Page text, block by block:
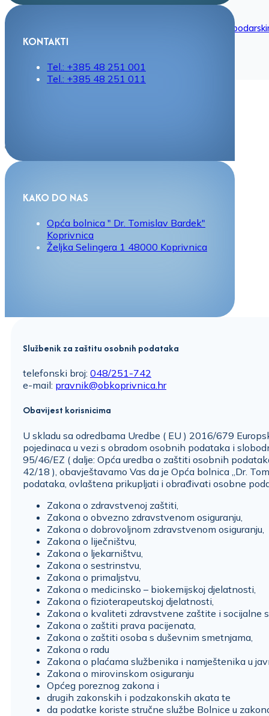
Spriječavanje sukoba interesa
Prethodno savjetovanje s zainteresiranim
Izvješće o utrošku sredstava
Savjetovanje s javnošću
LISTE ČEKANJA
KONTAKTI
Tel.: +385 48 251 001
Tel.: +385 48 251 011
KAKO DO NAS
Opća bolnica " Dr. Tomislav Bardek"
Koprivnica
Željka Selingera 1 48000 Koprivnica
Službenik za zaštitu osobnih podataka
telefonski broj: 048/251-742
e-mail: pravnik@obkoprivnica.hr
Obavijest korisnicima
U skladu sa odredbama Uredbe ( EU ) 2016/679
pojedinaca u vezi s obradom osobnih podataka i
95/46/EZ ( dalje: Opća uredba o zaštiti osobnih
42/18 ), obavještavamo Vas da je Opća bolnica „Dr.
podataka, ovlaštena prikupljati i obrađivati osobne
Zakona o zdravstvenoj zaštiti,
Zakona o obvezno zdravstvenom osiguranju,
Zakona o dobrovoljnom zdravstvenom osiguranju,
Zakona o liječništvu,
Zakona o ljekarništvu,
Zakona o sestrinstvu,
Zakona o primaljstvu,
Zakona o medicinsko – biokemijskoj djelatnosti,
Zakona o fizioterapeutskoj djelatnosti,
Zakona o kvaliteti zdravstvene zaštite i socijalne
Zakona o zaštiti prava pacijenata,
Zakona o zaštiti osoba s duševnim smetnjama,
Zakona o radu
Zakona o plaćama službenika i namještenika u
Zakona o mirovinskom osiguranju
Općeg poreznog zakona i
drugih zakonskih i podzakonskih akata te
da podatke koriste stručne službe Bolnice u